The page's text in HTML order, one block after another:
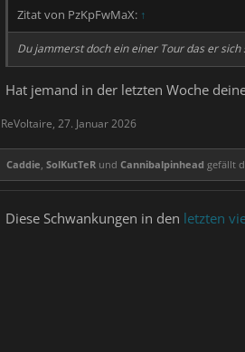
Zitat von PzKpFwMaX: ↑
Du jammerst doch ein einer Tour das er
Hat jemand in der letzten Woche
ReVoltaire, 27. Januar 2026
Caddie SolKutTeR und Cannibalpinhead gefällt
Diese Schwankungen in den letzten